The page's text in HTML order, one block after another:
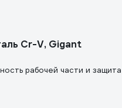
Cr-V, Gigant
рабочей части и защита